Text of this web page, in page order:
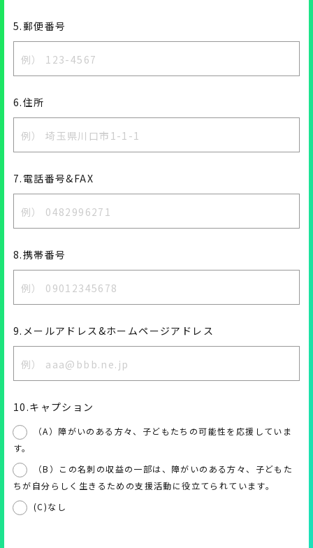
5.郵便番号
6.住所
7.電話番号&FAX
8.携帯番号
9.メールアドレス&ホームページアドレス
10.キャプション
（A）障がいのある方々、子どもたちの可能性を応援していま
す。
（B）この名刺の収益の一部は、障がいのある方々、子どもた
ちが自分らしく生きるための支援活動に役立てられています。
(C)なし